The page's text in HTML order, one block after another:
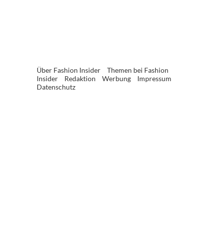
Über Fashion Insider
Themen bei Fashion
Insider
Redaktion Werbung
Impressum
Datenschutz